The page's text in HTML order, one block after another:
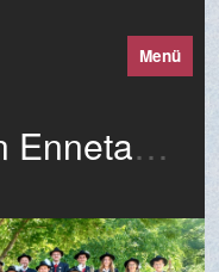
Menü
Musikverein Ennetach e. V.